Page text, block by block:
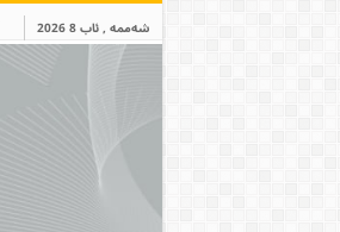
شەممە , ئاب 8 2026